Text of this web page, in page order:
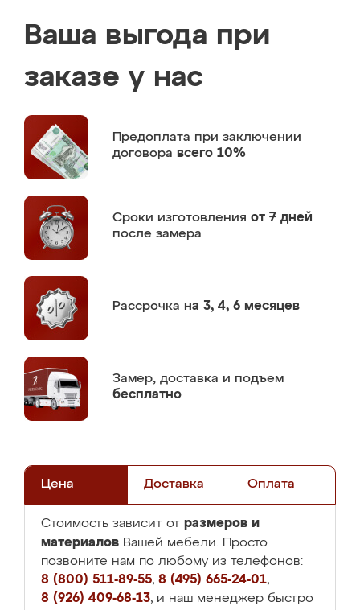
Ваша выгода при
заказе у нас
Предоплата при заключении
договора всего 10%
Сроки изготовления от 7 дней
после замера
Рассрочка на 3, 4, 6 месяцев
Замер, доставка и подъем
бесплатно
Цена Доставка Оплата
Стоимость зависит от размеров и
материалов Вашей мебели. Просто
позвоните нам по любому из телефонов:
8 (800) 511-89-55, 8 (495) 665-24-01,
8 (926) 409-68-13, и наш менеджер быстро